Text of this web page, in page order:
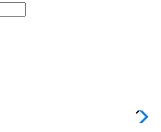
chevron_right
keyboard_arrow_down